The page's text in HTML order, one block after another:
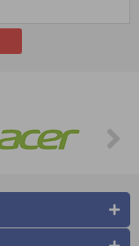
Mỗi thành phần
hơn. Cụ thể: